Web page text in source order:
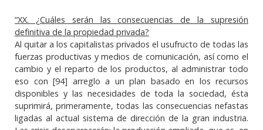
“XX. ¿Cuáles serán las consecuencias de la supresión
definitiva de la propiedad privada?
Al quitar a los capitalistas privados el usufructo de todas las
fuerzas productivas y medios de comunicación, así como el
cambio y el reparto de los productos, al administrar todo
eso con [94] arreglo a un plan basado en los recursos
disponibles y las necesidades de toda la sociedad, ésta
suprimirá, primeramente, todas las consecuencias nefastas
ligadas al actual sistema de dirección de la gran industria.